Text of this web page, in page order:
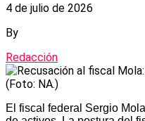
4 de julio de 2026
By
Redacción
(Foto: NA.)
El fiscal federal Sergio